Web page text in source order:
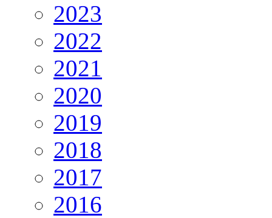
2023
2022
2021
2020
2019
2018
2017
2016